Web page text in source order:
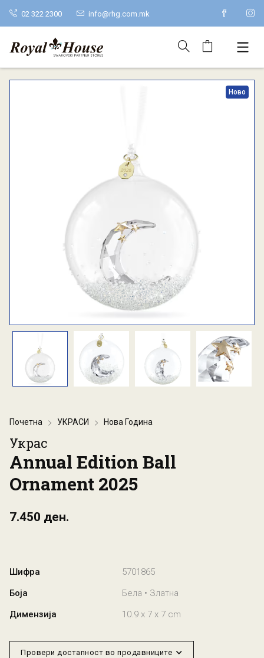
02 322 2300 info@rhg.com.mk
Ново
Почетна УКРАСИ Нова Година
Украс
Annual Edition Ball
Ornament 2025
7.450 ден.
Шифра
5701865
Боја
Бела • Златна
Димензија
10.9 x 7 x 7 cm
Провери достапност во продавниците